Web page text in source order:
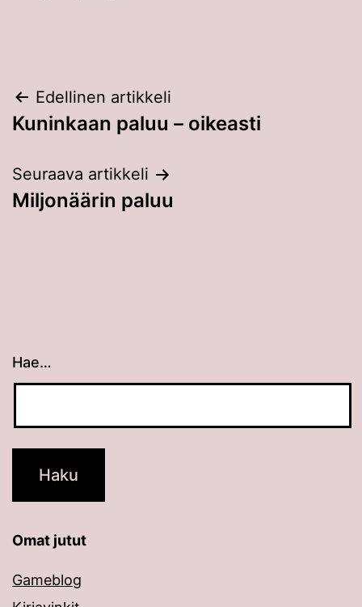
Artikkelien
selaus
Edellinen artikkeli
Kuninkaan paluu – oikeasti
Seuraava artikkeli
Miljonäärin paluu
Hae…
Kun tuloksia tulee, voit selata niitä
Omat jutut
Gameblog